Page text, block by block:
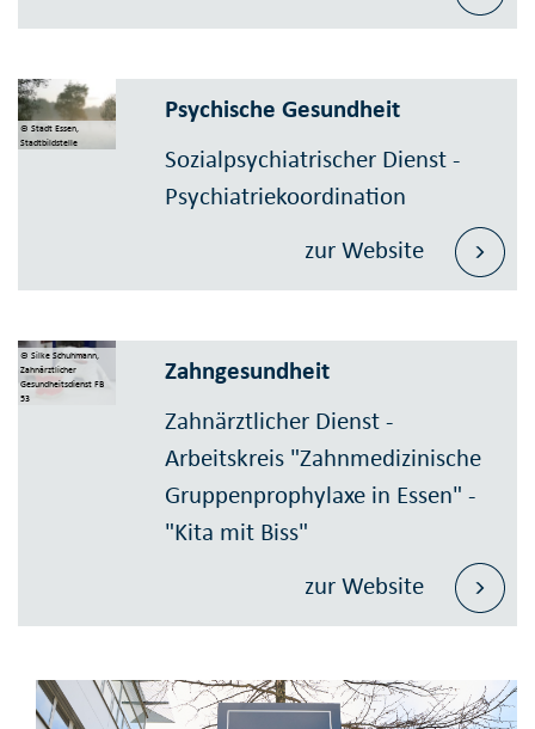
© Stadt Essen,
Stadtbildstelle
Psychische Gesundheit
Sozialpsychiatrischer Dienst -
Psychiatriekoordination
zur Website
© Silke Schuhmann,
Zahnärztlicher
Gesundheitsdienst FB
53
Zahngesundheit
Zahnärztlicher Dienst -
Arbeitskreis "Zahnmedizinische
Gruppenprophylaxe in Essen" -
"Kita mit Biss"
zur Website